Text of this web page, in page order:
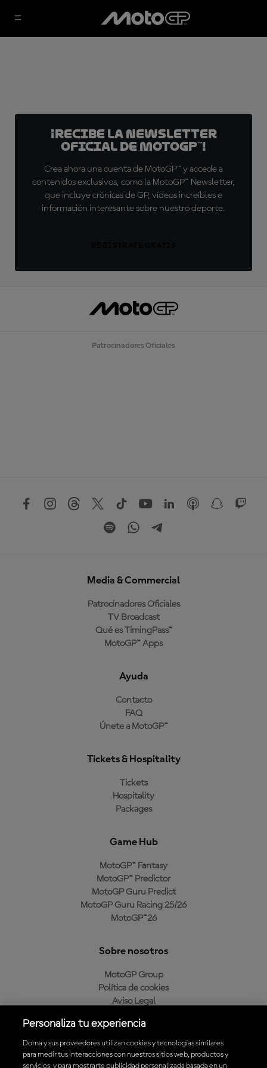
¡Recibe la Newsletter
oficial de MotoGP™!
Crea ahora una cuenta de MotoGP™ y accede a
contenidos exclusivos, como la MotoGP™ Newsletter,
que incluye crónicas de GP, vídeos increíbles e
información interesante sobre nuestro deporte.
Patrocinadores Oficiales
Media & Commercial
Patrocinadores Oficiales
TV Broadcast
Qué es TimingPass™
MotoGP™ Apps
Ayuda
Contacto
FAQ
Únete a MotoGP™
Tickets & Hospitality
Tickets
Hospitality
Packages
Game Hub
MotoGP™ Fantasy
MotoGP™ Predictor
MotoGP Guru Predict
MotoGP Guru Racing 25/26
MotoGP™26
Sobre nosotros
MotoGP Group
Política de cookies
Aviso Legal
Política de compra
Personaliza tu experiencia
Dorna y sus proveedores utilizan cookies y tecnologías similares
para medir tus interacciones con nuestros sitios web, productos y
servicios, y para mostrarte publicidad personalizada basada en un